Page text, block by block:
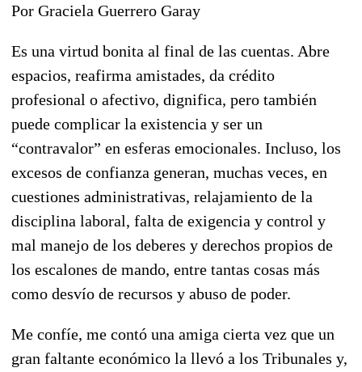
Por Graciela Guerrero Garay
Es una virtud bonita al final de las cuentas. Abre
espacios, reafirma amistades, da crédito
profesional o afectivo, dignifica, pero también
puede complicar la existencia y ser un
“contravalor” en esferas emocionales. Incluso, los
excesos de confianza generan, muchas veces, en
cuestiones administrativas, relajamiento de la
disciplina laboral, falta de exigencia y control y
mal manejo de los deberes y derechos propios de
los escalones de mando, entre tantas cosas más
como desvío de recursos y abuso de poder.
Me confíe, me contó una amiga cierta vez que un
gran faltante económico la llevó a los Tribunales y,